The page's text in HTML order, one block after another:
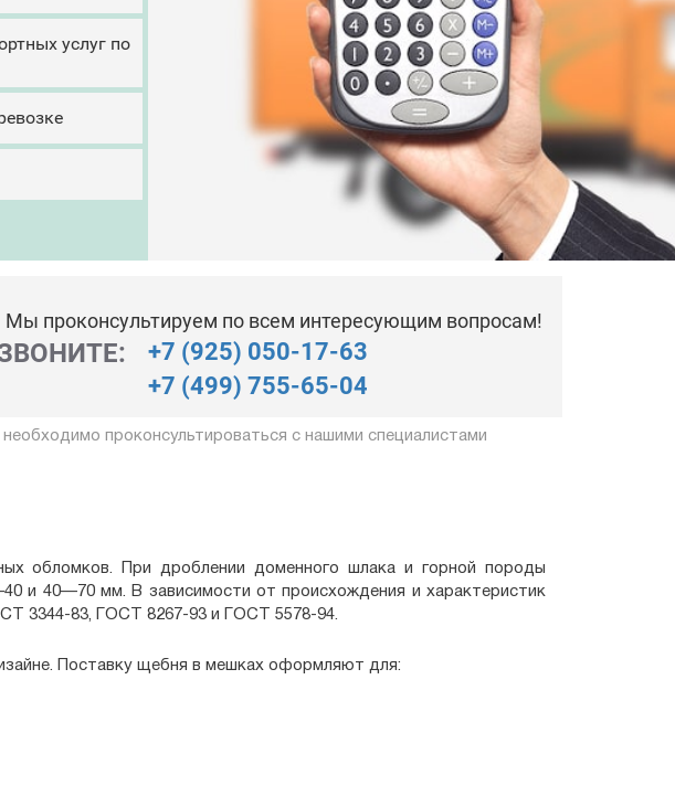
услуг по
Мы проконсультируем по всем интересующим вопросам!
+7 (925) 050-17-63
+7 (499) 755-65-04
проконсультироваться с нашими специалистами
обломков. При дроблении доменного шлака и горной породы
и 40—70 мм. В зависимости от происхождения и характеристик
3344-83, ГОСТ 8267-93 и ГОСТ 5578-94.
Поставку щебня в мешках оформляют для: